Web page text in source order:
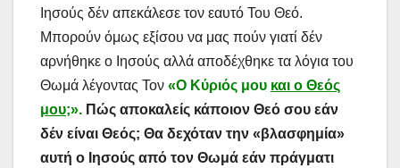
Ιησούς δέν απεκάλεσε τον εαυτό Του Θεό.
Μπορούν όμως εξίσου να μας πούν γιατί δέν
αρνήθηκε ο Ιησούς αλλά αποδέχθηκε τα λόγια του
Θωμά λέγοντας Τον «Ο Κύριός μου και ο Θεός
μου;». Πώς αποκαλείς κάποιον Θεό σου εάν
δέν είναι Θεός; Θα δεχόταν την «βλασφημία»
αυτή ο Ιησούς από τον Θωμά εάν πράγματι